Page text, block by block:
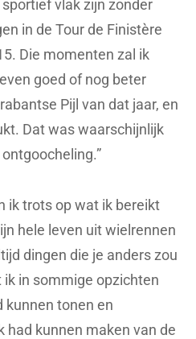
vlak zijn zonder
in de Tour de Finistère
Die momenten zal ik
goed of nog beter
Pijl van dat jaar, en
Dat was waarschijnlijk
ik trots op wat ik bereikt
hele leven uit wielrennen
dingen die je anders zou
in sommige opzichten
kunnen tonen en
had kunnen maken van de